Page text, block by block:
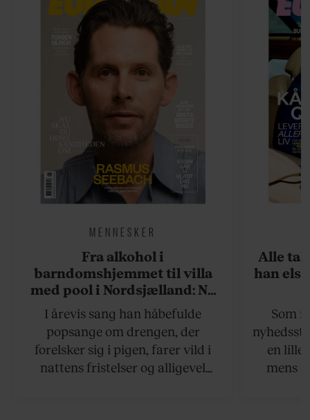
MENNESKER
Fra alkohol i
barndomshjemmet til villa
med pool i Nordsjælland: Nu
skal du høre sandheden om
Rasmus Seebach
I årevis sang han håbefulde
popsange om drengen, der
forelsker sig i pigen, farer vild i
nattens fristelser og alligevel
Alle
han
Som
en lille
mens